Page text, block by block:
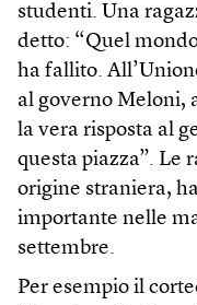
studenti. Una
detto: “Quel
ha fallito.
al governo Meloni,
la vera risposta al
questa piazza”. Le
origine straniera,
importante nelle
settembre.
Per esempio il